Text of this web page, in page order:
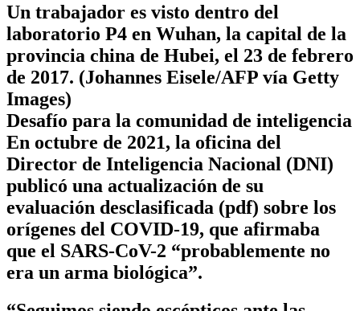
Un trabajador es visto dentro del
laboratorio P4 en Wuhan, la capital de la
provincia china de Hubei, el 23 de febrero
de 2017. (Johannes Eisele/AFP vía Getty
Images)
Desafío para la comunidad de inteligencia
En octubre de 2021, la oficina del
Director de Inteligencia Nacional (DNI)
publicó una actualización de su
evaluación desclasificada (pdf) sobre los
orígenes del COVID-19, que afirmaba
que el SARS-CoV-2 “probablemente no
era un arma biológica”.